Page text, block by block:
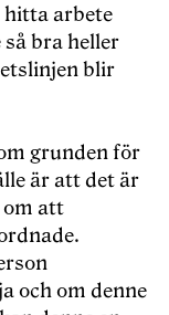
hitta arbete
bra heller
blir
grunden för
är att det är
om att
och om denne